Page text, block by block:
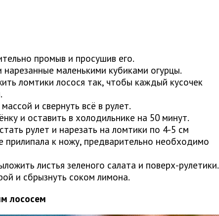
промыв и просушив его.
маленькими кубиками огурцы.
ломтики лосося так, чтобы каждый кусочек
и свернуть всё в рулет.
и оставить в холодильнике на 50 минут.
рулет и нарезать на ломтики по 4-5 см
к ножу, предварительно необходимо
листья зеленого салата и поверх-рулетики.
и сбрызнуть соком лимона.
лососем